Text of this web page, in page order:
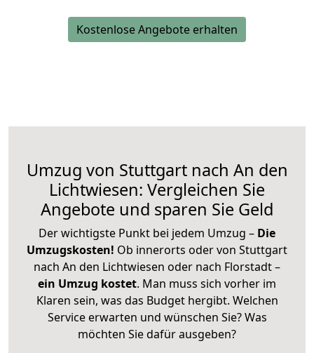
Kostenlose Angebote erhalten
Umzug von Stuttgart nach An den
Lichtwiesen: Vergleichen Sie
Angebote und sparen Sie Geld
Der wichtigste Punkt bei jedem Umzug – Die
Umzugskosten! Ob innerorts oder von Stuttgart
nach An den Lichtwiesen oder nach Florstadt –
ein Umzug kostet. Man muss sich vorher im
Klaren sein, was das Budget hergibt. Welchen
Service erwarten und wünschen Sie? Was
möchten Sie dafür ausgeben?